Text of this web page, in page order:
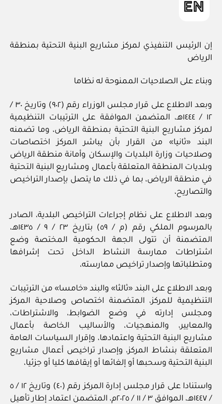
إن الرئيس التنفيذي لمركز مشاريع البنية التحتية بمنطقة
الرياض
وبناء على الصلاحيات الممنوحة له نظاما
وبعد الاطلاع على قرار مجلس الوزراء رقم (٩٠٢) وتاريخ ٣٠ /
‏١٢‏ / ١٤٤٤هـ، المتضمن الموافقة على الترتيبات التنظيمية
لمركز مشاريع البنية التحتية بمنطقة الرياض، وما تضمنه
البند «ثانيا» من القرار بأن يباشر المركز اختصاصات
وصلاحيات وزارة البلديات والإسكان وأمانة منطقة الرياض
وبلديات المنطقة المتعلقة بأعمال ومشاريع البنية التحتية
في منطقة الرياض، بما في ذلك ما يتصل بإصدار التراخيص
والتصاريح،
وبعد الاطلاع على نظام إجراءات التراخيص البلدية، الصادر
بالمرسوم الملكي رقم (م / ٥٩) بتاريخ ٢٣ / ‏٩‏ / ١٤٣٥هـ،
المتضمنة أن تتولى الجهة الحكومية المختصة وضع
اشتراطات ممارسة النشاط الداخل تحت إشرافها
ومتطلباتها وإصدار تراخيص ممارسته،
وبعد الاطلاع على البند «ثالثا» والبند «خامسا» من الترتيبات
التنظيمية للمركز، المتضمنة اختصاص وصلاحية المركز
ومجلس إدارته في وضع الضوابط، والاشتراطات،
والمعايير، والمنهجيات، والأساليب الخاصة بأعمال
مشاريع البنية التحتية واعتمادها، وإقرار السياسات العامة
المتعلقة بنشاط المركز، وإصدار تراخيص أعمال مشاريع
البنية التحتية وسحبها أو إلغائها أو إيقافها كليا أو جزئيا،
/ ١٤٤٧هـ، الموافق ٣ / ‏١١‏ / ٢٠٢٥م، المتضمن اعتماد إطار تأهيل